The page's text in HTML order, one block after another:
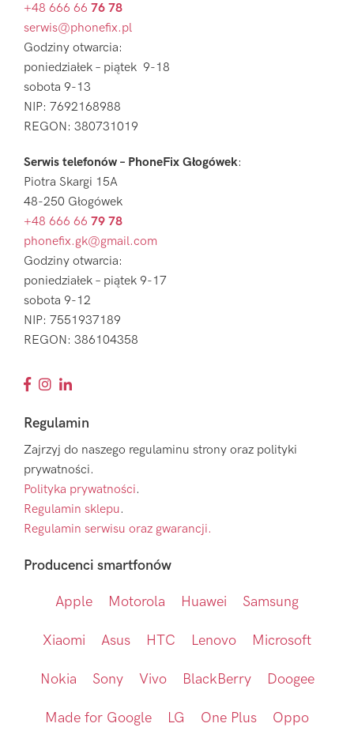
+48 666 66 76 78
serwis@phonefix.pl
Godziny otwarcia:
poniedziałek – piątek 9-18
sobota 9-13
NIP: 7692168988
REGON: 380731019
Serwis telefonów – PhoneFix Głogówek:
Piotra Skargi 15A
48-250 Głogówek
+48 666 66 79 78
phonefix.gk@gmail.com
Godziny otwarcia:
poniedziałek – piątek 9-17
sobota 9-12
NIP: 7551937189
REGON: 386104358
Regulamin
Zajrzyj do naszego regulaminu strony oraz polityki
prywatności.
Polityka prywatności.
Regulamin sklepu.
Regulamin serwisu oraz gwarancji.
Producenci smartfonów
Apple Motorola Huawei Samsung
Xiaomi Asus HTC Lenovo Microsoft
Nokia Sony Vivo BlackBerry Doogee
Made for Google LG One Plus Oppo